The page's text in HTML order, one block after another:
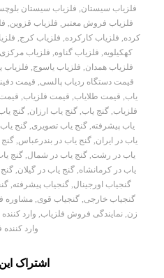
فلزیاب سیستان, فلزیاب سیستان
فلزیاب فروش معتبر , فلزیاب قزوین,
کرده, فلزیاب کارکرده, فلزیاب کرج,
کهکیلویه, فلزیاب گناوه, فلزیاب مرکزی
فلزیاب همدان, فلزیاب یاسوج, فلزیاب
قیمت دستگاه ردیاب پالسی, قیمت
یاب, قیمت طلایاب, قیمت فلزیاب,
فلزیاب,گنج یاب,گنج یاب ارزان,گنج
یاب پیشرفته, گنج یاب تصویری, گنج یاب
یاب در ایران,گنج یاب در بندرعباس,گنج
یاب در رشت,گنج یاب در شمال,گنج
یاب در کرمانشاه, گنج یاب در گیلان, گنج
گنجیاب اورجینال, گنجیاب پیشرفته,
گنجیاب خارجی, گنجیاب قوی, مشاوره
زن,نمایندگی فروش فلزیاب, وارد
وارد کننده
اشتراک